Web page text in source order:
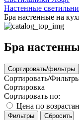
Настенные
Бра настенные на
Бра
Сортировать/фильтры
Сортировать/
Сортировка
Сортировать по:
Цена по